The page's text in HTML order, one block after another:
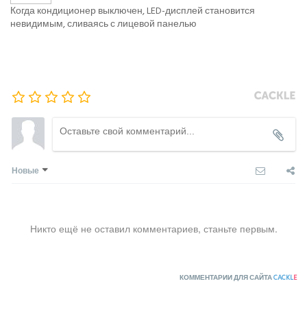
Когда кондиционер выключен, LED-дисплей становится
невидимым, сливаясь с лицевой панелью
Новые
Никто ещё не оставил комментариев, станьте первым.
КОММЕНТАРИИ ДЛЯ САЙТАCACKLE